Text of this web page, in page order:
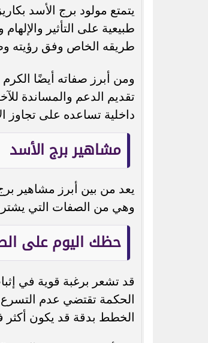
يتمتع مولود برج الأسد
طبيعية على التأثير
طريقه الخاص وفق رؤيته
ومن أبرز صفاته أيضًا
تقديم الدعم والمساندة
داخلية تساعده على تجاوز
مشاهير برج الأسد
يعد من بين أبرز مشاهير
وهي من الصفات التي يشترك
حظك اليوم على
قد تشعر برغبة قوية في
الحكمة تقتضي عدم التسرع
الخطط بدقة قد يكون أكثر